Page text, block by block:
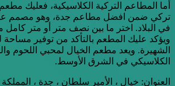
أما المطاعم التركية الكلاسيكية، فعليك
تركي ضمن افضل مطاعم جدة، وهو مصمم
في البلاد. اختر ما بين نصف متر أو متر كامل
ويؤكد عليك المطعم بالتأكد من توفير مساحة
الشهيرة. ويعد مطعم الخيال لمحبي اللحوم
الكلاسيكي في الشرق الأوسط.
العنوان: خيال ، الأمير سلطان ، جدة ، المملكة